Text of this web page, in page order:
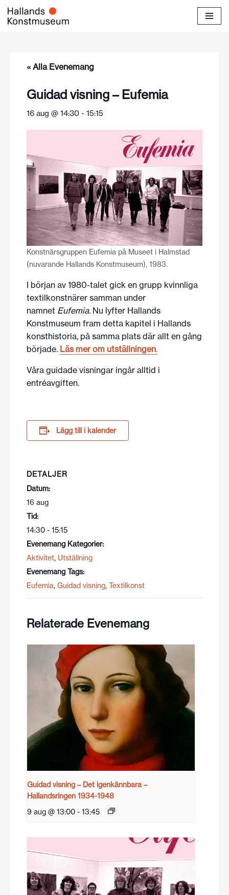
Hoppa
« Alla Evenemang
Guidad visning – Eufemia
16 aug @ 14:30 - 15:15
Konstnärsgruppen Eufemia på Museet i Halmstad
(nuvarande Hallands Konstmuseum), 1983.
I början av 1980-talet gick en grupp kvinnliga
textilkonstnärer samman under
namnet Eufemia. Nu lyfter Hallands
Konstmuseum fram detta kapitel i Hallands
konsthistoria, på samma plats där allt en gång
började. Läs mer om utställningen.
Våra guidade visningar ingår alltid i
entréavgiften.
Lägg till i kalender
DETALJER
Datum:
16 aug
Tid:
14:30 - 15:15
Evenemang Kategorier:
Aktivitet, Utställning
Evenemang Tags:
Eufemia, Guidad visning, Textilkonst
Relaterade Evenemang
Guidad visning – Det igenkännbara –
Hallandsringen 1934-1948
9 aug @ 13:00 - 13:45